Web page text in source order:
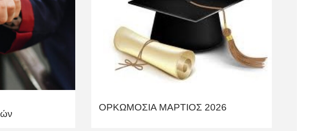
ΟΡΚΩΜΟΣΙΑ ΜΑΡΤΙΟΣ 2026